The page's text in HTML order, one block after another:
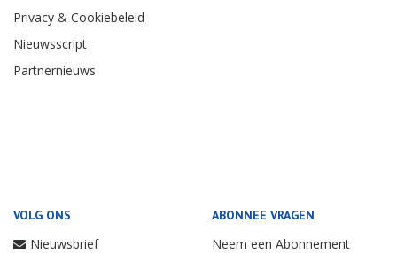
Privacy & Cookiebeleid
Nieuwsscript
Partnernieuws
VOLG ONS
Nieuwsbrief
ABONNEE VRAGEN
Neem een Abonnement